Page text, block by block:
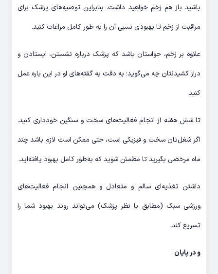
باشید باز هم زخم خواهید داشت. بنابراین توصیه‌های پزشک برای
مراقبت از زخم تا بهبودی نسبی آن را به طور کامل مراعات کنید.
علاوه بر زخم، حواستان باشد که پزشک درباره نشستن، ایستادن و
دراز کشیدنتان چه می‌گوید؛ به دقت به گفته‌های او در این باره عمل
کنید.
تا شش هفته از انجام فعالیت‌های سخت و سنگین خودداری کنید.
اگر شغل‌تان سخت و فیزیکی است، حتی ممکن است لازم باشد چند
ماه مرخصی بگیرید تا مطمئن شوید که به‌طور کامل بهبود یافته‌اید.
داشتن تغذیه‌ای سالم و متعادل و همچنین انجام فعالیت‌های
ورزشی سبک (مطابق با نظر پزشک) می‌تواند روند بهبود شما را
تسریع کند.
و در پایان